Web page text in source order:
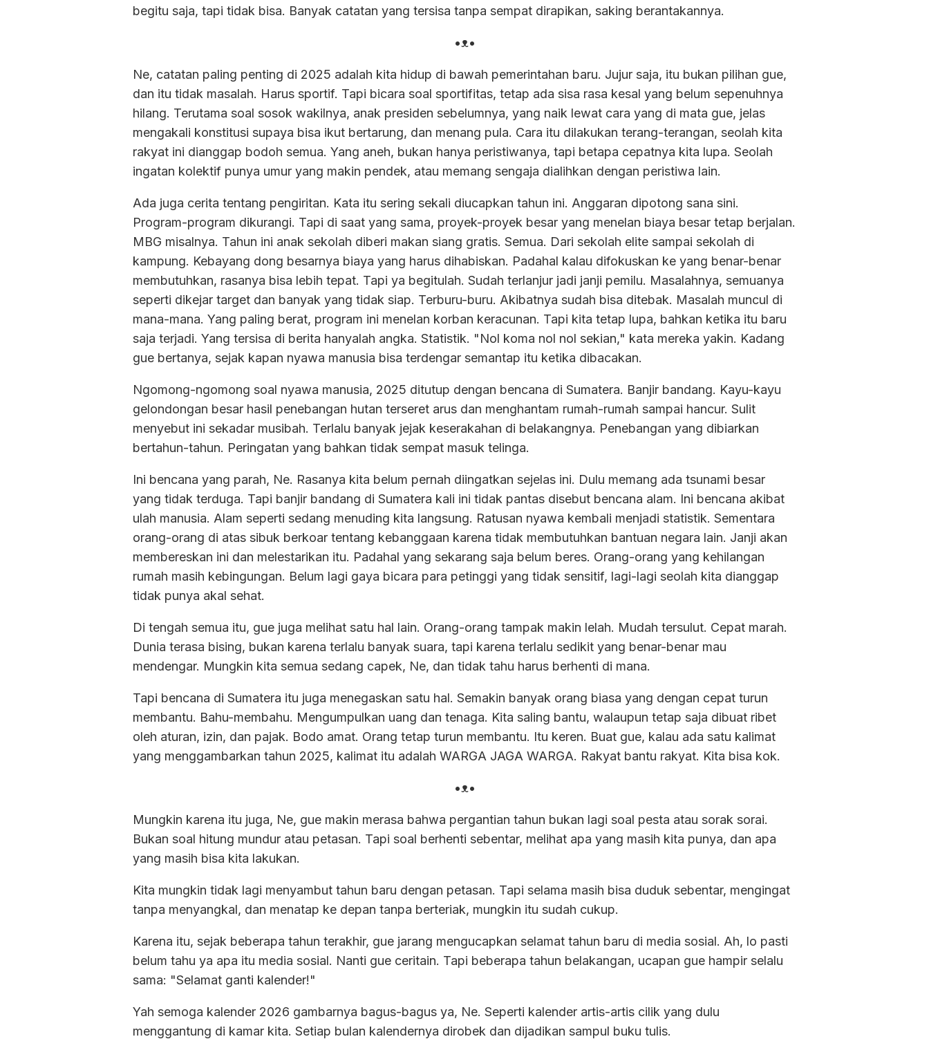
begitu saja, tapi tidak bisa. Banyak catatan yang tersisa tanpa sempat dirapikan, saking berantakannya.
•ᴥ•
Ne, catatan paling penting di 2025 adalah kita hidup di bawah pemerintahan baru. Jujur saja, itu bukan pilihan gue,
dan itu tidak masalah. Harus sportif. Tapi bicara soal sportifitas, tetap ada sisa rasa kesal yang belum sepenuhnya
hilang. Terutama soal sosok wakilnya, anak presiden sebelumnya, yang naik lewat cara yang di mata gue, jelas
mengakali konstitusi supaya bisa ikut bertarung, dan menang pula. Cara itu dilakukan terang-terangan, seolah kita
rakyat ini dianggap bodoh semua. Yang aneh, bukan hanya peristiwanya, tapi betapa cepatnya kita lupa. Seolah
ingatan kolektif punya umur yang makin pendek, atau memang sengaja dialihkan dengan peristiwa lain.
Ada juga cerita tentang pengiritan. Kata itu sering sekali diucapkan tahun ini. Anggaran dipotong sana sini.
Program-program dikurangi. Tapi di saat yang sama, proyek-proyek besar yang menelan biaya besar tetap berjalan.
MBG misalnya. Tahun ini anak sekolah diberi makan siang gratis. Semua. Dari sekolah elite sampai sekolah di
kampung. Kebayang dong besarnya biaya yang harus dihabiskan. Padahal kalau difokuskan ke yang benar-benar
membutuhkan, rasanya bisa lebih tepat. Tapi ya begitulah. Sudah terlanjur jadi janji pemilu. Masalahnya, semuanya
seperti dikejar target dan banyak yang tidak siap. Terburu-buru. Akibatnya sudah bisa ditebak. Masalah muncul di
mana-mana. Yang paling berat, program ini menelan korban keracunan. Tapi kita tetap lupa, bahkan ketika itu baru
saja terjadi. Yang tersisa di berita hanyalah angka. Statistik. "Nol koma nol nol sekian," kata mereka yakin. Kadang
gue bertanya, sejak kapan nyawa manusia bisa terdengar semantap itu ketika dibacakan.
Ngomong-ngomong soal nyawa manusia, 2025 ditutup dengan bencana di Sumatera. Banjir bandang. Kayu-kayu
gelondongan besar hasil penebangan hutan terseret arus dan menghantam rumah-rumah sampai hancur. Sulit
menyebut ini sekadar musibah. Terlalu banyak jejak keserakahan di belakangnya. Penebangan yang dibiarkan
bertahun-tahun. Peringatan yang bahkan tidak sempat masuk telinga.
Ini bencana yang parah, Ne. Rasanya kita belum pernah diingatkan sejelas ini. Dulu memang ada tsunami besar
yang tidak terduga. Tapi banjir bandang di Sumatera kali ini tidak pantas disebut bencana alam. Ini bencana akibat
ulah manusia. Alam seperti sedang menuding kita langsung. Ratusan nyawa kembali menjadi statistik. Sementara
orang-orang di atas sibuk berkoar tentang kebanggaan karena tidak membutuhkan bantuan negara lain. Janji akan
membereskan ini dan melestarikan itu. Padahal yang sekarang saja belum beres. Orang-orang yang kehilangan
rumah masih kebingungan. Belum lagi gaya bicara para petinggi yang tidak sensitif, lagi-lagi seolah kita dianggap
tidak punya akal sehat.
Di tengah semua itu, gue juga melihat satu hal lain. Orang-orang tampak makin lelah. Mudah tersulut. Cepat marah.
Dunia terasa bising, bukan karena terlalu banyak suara, tapi karena terlalu sedikit yang benar-benar mau
mendengar. Mungkin kita semua sedang capek, Ne, dan tidak tahu harus berhenti di mana.
Tapi bencana di Sumatera itu juga menegaskan satu hal. Semakin banyak orang biasa yang dengan cepat turun
membantu. Bahu-membahu. Mengumpulkan uang dan tenaga. Kita saling bantu, walaupun tetap saja dibuat ribet
oleh aturan, izin, dan pajak. Bodo amat. Orang tetap turun membantu. Itu keren. Buat gue, kalau ada satu kalimat
yang menggambarkan tahun 2025, kalimat itu adalah WARGA JAGA WARGA. Rakyat bantu rakyat. Kita bisa kok.
•ᴥ•
Mungkin karena itu juga, Ne, gue makin merasa bahwa pergantian tahun bukan lagi soal pesta atau sorak sorai.
Bukan soal hitung mundur atau petasan. Tapi soal berhenti sebentar, melihat apa yang masih kita punya, dan apa
yang masih bisa kita lakukan.
Kita mungkin tidak lagi menyambut tahun baru dengan petasan. Tapi selama masih bisa duduk sebentar, mengingat
tanpa menyangkal, dan menatap ke depan tanpa berteriak, mungkin itu sudah cukup.
Karena itu, sejak beberapa tahun terakhir, gue jarang mengucapkan selamat tahun baru di media sosial. Ah, lo pasti
belum tahu ya apa itu media sosial. Nanti gue ceritain. Tapi beberapa tahun belakangan, ucapan gue hampir selalu
sama: "Selamat ganti kalender!"
Yah semoga kalender 2026 gambarnya bagus-bagus ya, Ne. Seperti kalender artis-artis cilik yang dulu
menggantung di kamar kita. Setiap bulan kalendernya dirobek dan dijadikan sampul buku tulis.